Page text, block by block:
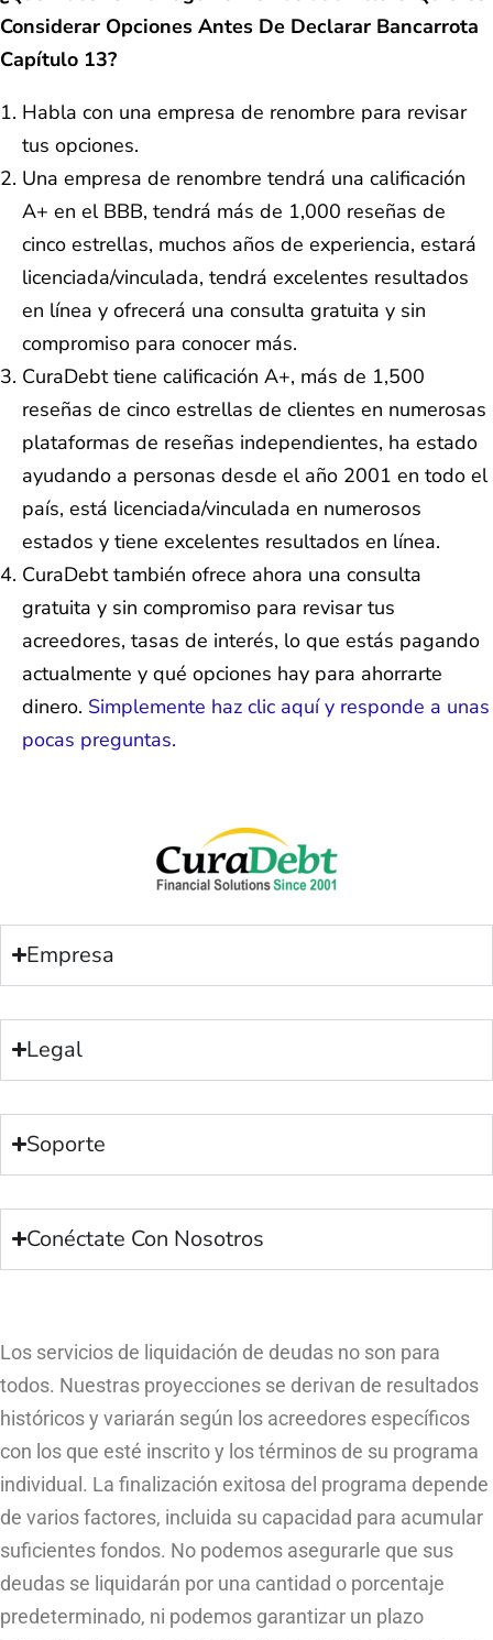
Considerar Opciones Antes De Declarar Bancarrota
Capítulo 13?
Habla con una empresa de renombre para revisar
tus opciones.
Una empresa de renombre tendrá una calificación
A+ en el BBB, tendrá más de 1,000 reseñas de
cinco estrellas, muchos años de experiencia, estará
licenciada/vinculada, tendrá excelentes resultados
en línea y ofrecerá una consulta gratuita y sin
compromiso para conocer más.
CuraDebt tiene calificación A+, más de 1,500
reseñas de cinco estrellas de clientes en numerosas
plataformas de reseñas independientes, ha estado
ayudando a personas desde el año 2001 en todo el
país, está licenciada/vinculada en numerosos
estados y tiene excelentes resultados en línea.
CuraDebt también ofrece ahora una consulta
gratuita y sin compromiso para revisar tus
acreedores, tasas de interés, lo que estás pagando
actualmente y qué opciones hay para ahorrarte
dinero. Simplemente haz clic aquí y responde a unas
pocas preguntas.
Empresa
Legal
Soporte
Conéctate Con Nosotros
Los servicios de liquidación de deudas no son para
todos. Nuestras proyecciones se derivan de resultados
históricos y variarán según los acreedores específicos
con los que esté inscrito y los términos de su programa
individual. La finalización exitosa del programa depende
de varios factores, incluida su capacidad para acumular
suficientes fondos. No podemos asegurarle que sus
deudas se liquidarán por una cantidad o porcentaje
predeterminado, ni podemos garantizar un plazo